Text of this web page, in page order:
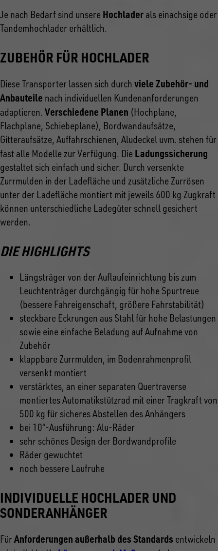
Je nach Bedarf sind unsere Hochlader als einachsige oder
Tandemhochlader erhältlich.
ZUBEHÖR FÜR HOCHLADER
Diese Transporter lassen sich durch viele Zubehör- und
Anbauteile nach individuellen Kundenanforderungen
adaptieren. Verschiedene Planen (Hochplane,
Flachplane, Schiebeplane), Bordwandaufsätze,
Gitteraufsätze, Auffahrschienen, Aludeckel uvm. stehen für
fast alle Modelle zur Verfügung. Die Ladungssicherung
gestaltet sich einfach und sicher. Durch versenkte
Zurrmulden in der Ladefläche und zusätzliche Zurrösen
unter der Ladefläche montiert mit jeweils 600 kg Zugkraft
können unterschiedliche Ladegüter schnell gesichert
werden.
DIE HIGHLIGHTS
Längsträger von der Auflaufeinrichtung bis zum
Leuchtenträger durchgängig für hohe Spurtreue
(bessere Fahreigenschaft, größere Fahrstabilität)
steckbare Eckrungen aus Stahl für hohe Belastungen
sowie eine einfache Beladung auf Aufnahme von
Zubehör
klappbare Zurrmulden, im Bodenrahmenprofil
versenkt montiert
verstärktes, an einer separaten Quertraverse
montiertes Automatikstützrad mit einer Tragkraft von
500 kg für sicheres Abstellen des Anhängers
bei 10“-Ausführung: Alu-Räder
sehr schönes Design der Bordwandprofile
Räder gewuchtet
noch bessere Laufruhe
INDIVIDUELLE HOCHLADER UND
SONDERANHÄNGER
Für Anforderungen außerhalb des Standards entwickeln